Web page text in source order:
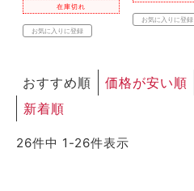
在庫切れ
お気に入りに登録
お気に入りに登録
おすすめ順 価格が安い順
新着順
26件中 1 -26件表示